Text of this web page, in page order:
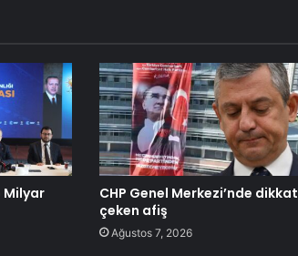
Milyar
CHP Genel Merkezi’nde dikkat
çeken afiş
Ağustos 7, 2026